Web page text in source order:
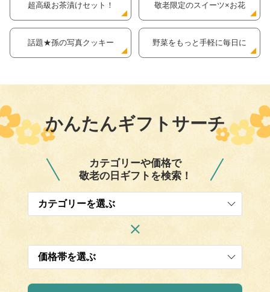
超高級お茶漬けセット！ 敬老限定のスイーツ×お花
話題★孫の写真クッキー 野菜をもっと手軽に毎日に
かんたんギフトサーチ
カテゴリーや価格で
敬老の日ギフトを検索！